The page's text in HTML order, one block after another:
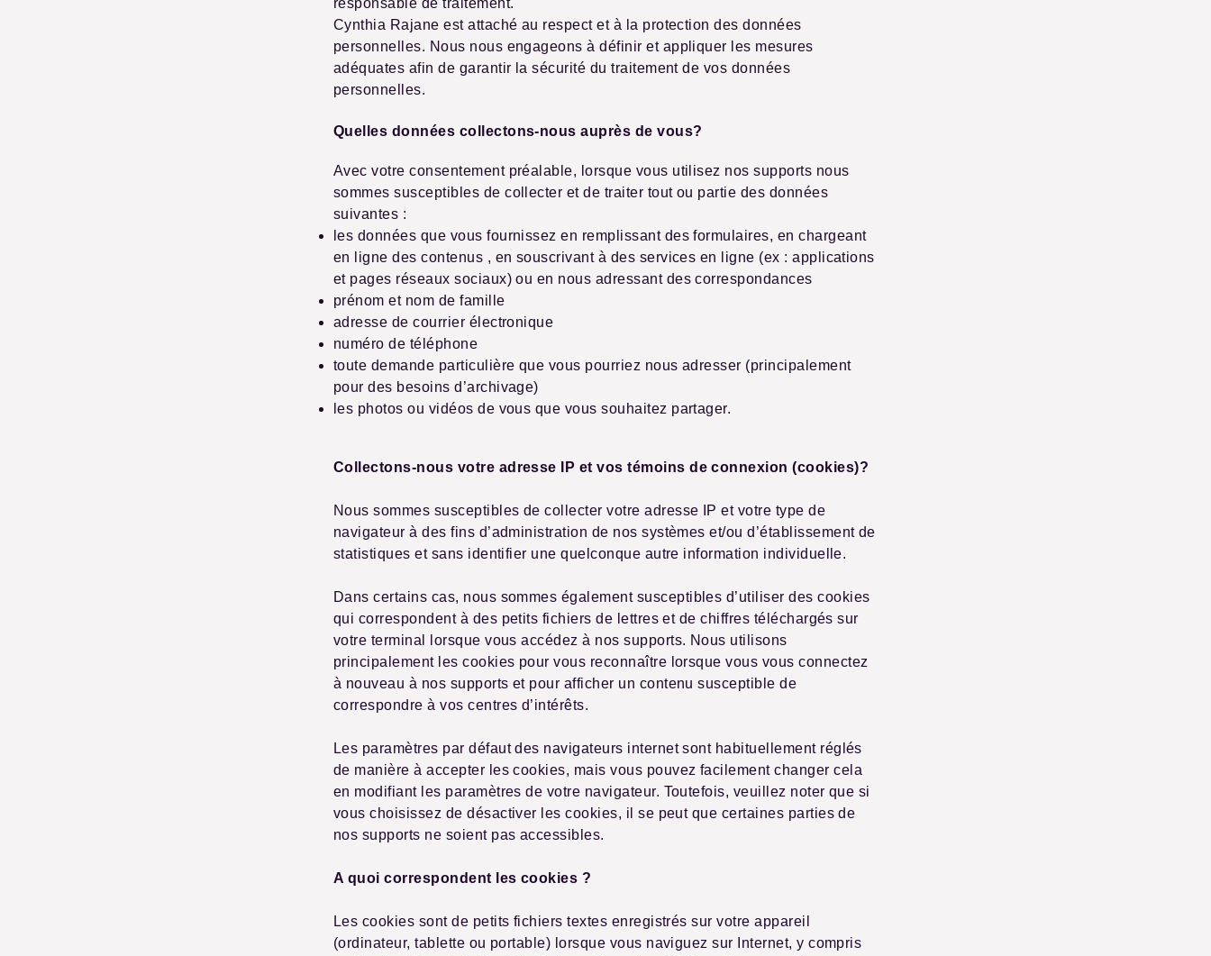
responsable de traitement.
Cynthia Rajane est attaché au respect et à la protection des données
personnelles. Nous nous engageons à définir et appliquer les mesures
adéquates afin de garantir la sécurité du traitement de vos données
personnelles.
Quelles données collectons-nous auprès de vous?
Avec votre consentement préalable, lorsque vous utilisez nos supports nous
sommes susceptibles de collecter et de traiter tout ou partie des données
suivantes :
les données que vous fournissez en remplissant des formulaires, en chargeant
en ligne des contenus , en souscrivant à des services en ligne (ex : applications
et pages réseaux sociaux) ou en nous adressant des correspondances
prénom et nom de famille
adresse de courrier électronique
numéro de téléphone
toute demande particulière que vous pourriez nous adresser (principalement
pour des besoins d’archivage)
les photos ou vidéos de vous que vous souhaitez partager.
Collectons-nous votre adresse IP et vos témoins de connexion (cookies)?
Nous sommes susceptibles de collecter votre adresse IP et votre type de
navigateur à des fins d’administration de nos systèmes et/ou d’établissement de
statistiques et sans identifier une quelconque autre information individuelle.
Dans certains cas, nous sommes également susceptibles d’utiliser des cookies
qui correspondent à des petits fichiers de lettres et de chiffres téléchargés sur
votre terminal lorsque vous accédez à nos supports. Nous utilisons
principalement les cookies pour vous reconnaître lorsque vous vous connectez
à nouveau à nos supports et pour afficher un contenu susceptible de
correspondre à vos centres d’intérêts.
Les paramètres par défaut des navigateurs internet sont habituellement réglés
de manière à accepter les cookies, mais vous pouvez facilement changer cela
en modifiant les paramètres de votre navigateur. Toutefois, veuillez noter que si
vous choisissez de désactiver les cookies, il se peut que certaines parties de
nos supports ne soient pas accessibles.
A quoi correspondent les cookies ?
Les cookies sont de petits fichiers textes enregistrés sur votre appareil
(ordinateur, tablette ou portable) lorsque vous naviguez sur Internet, y compris